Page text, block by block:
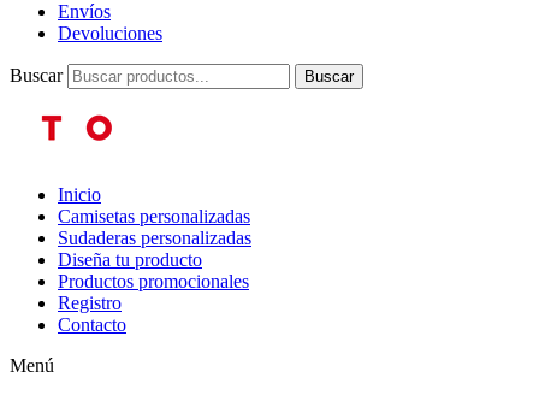
Envíos
Devoluciones
Buscar Buscar
Inicio
Camisetas personalizadas
Sudaderas personalizadas
Diseña tu producto
Productos promocionales
Registro
Contacto
Menú